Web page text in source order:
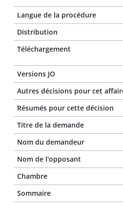
Langue de la procédure
Distribution
Téléchargement
Versions JO
Autres décisions pour cet
Résumés pour cette décision
Titre de la demande
Nom du demandeur
Nom de l'opposant
Chambre
Sommaire